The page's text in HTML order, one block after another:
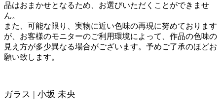
品はおまかせとなるため、お選びいただくことができませ
ん。
また、可能な限り、実物に近い色味の再現に努めております
が、お客様のモニターのご利用環境によって、作品の色味の
見え方が多少異なる場合がございます。予めご了承のほどお
願い致します。
ガラス | 小坂 未央